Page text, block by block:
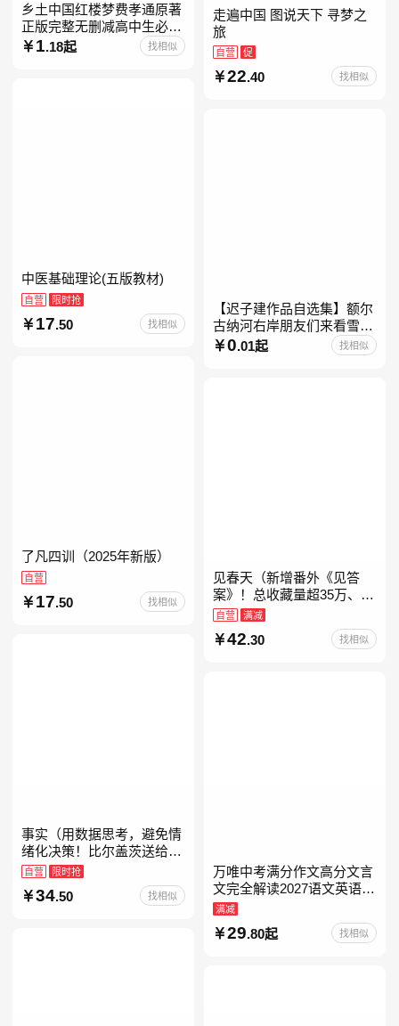
乡土中国红楼梦费孝通原著
正版完整无删减高中生必阅
读整本书阅读与检测研习高
一上册课外书籍白话文非人
1 .18起 找相似
走遍中国 图说天下 寻梦之
旅
自营 促
22.40 找相似
中医基础理论(五版教材)
自营 限时抢
17.50 找相似
【迟子建作品自选集】额尔
古纳河右岸朋友们来看雪吧
迟子建茅盾文学奖获奖作品
东北故事集群山之巅也是冬
0.01起 找相似
了凡四训（2025年新版）
自营
17.50 找相似
见春天（新增番外《见答
案》！总收藏量超35万、点
击量破千万！晋江人气作者
纵虎嗅花 催泪之作！）
自营 满减
42.30 找相似
事实（用数据思考，避免情
绪化决策！比尔盖茨送给全
美大学生的毕业礼物！比尔
盖茨逢人就推荐的热门大
书！）读客经管文库
自营 限时抢
34.50 找相似
万唯中考满分作文高分文言
文完全解读2027语文英语初
中作文万维中考现代文古诗
文阅读名著阅读考点精练古
诗文60篇文言文实词
满减
29.80起 找相似